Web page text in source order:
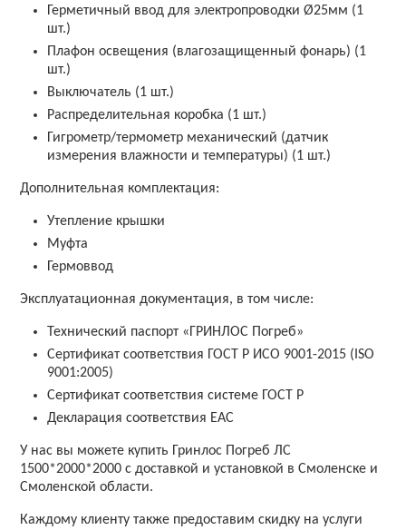
Герметичный ввод для электропроводки Ø25мм (1
шт.)
Плафон освещения (влагозащищенный фонарь) (1
шт.)
Выключатель (1 шт.)
Распределительная коробка (1 шт.)
Гигрометр/термометр механический (датчик
измерения влажности и температуры) (1 шт.)
Дополнительная комплектация:
Утепление крышки
Муфта
Гермоввод
Эксплуатационная документация, в том числе:
Технический паспорт «ГРИНЛОС Погреб»
Сертификат соответствия ГОСТ Р ИСО 9001-2015 (ISO
9001:2005)
Сертификат соответствия системе ГОСТ Р
Декларация соответствия ЕАС
У нас вы можете купить Гринлос Погреб ЛС
1500*2000*2000 с доставкой и установкой в Смоленске и
Смоленской области.
Каждому клиенту также предоставим скидку на услуги